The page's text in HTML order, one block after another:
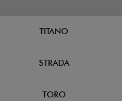
TITANO
STRADA
TORO